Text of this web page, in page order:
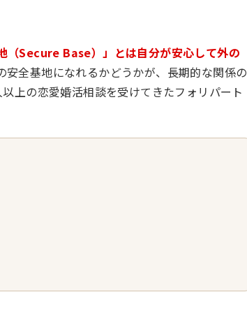
（Secure Base）」とは自分が安心して外の
安全基地になれるかどうかが、長期的な関係の
上の恋愛婚活相談を受けてきたフォリパート